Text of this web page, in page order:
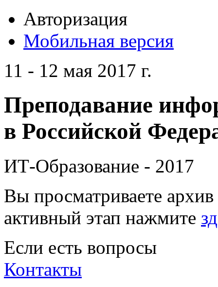
Авторизация
Мобильная версия
11 - 12 мая 2017 г.
Преподавание
в Российской
ИТ-Образование - 2017
Вы просматриваете
активный этап нажмите
Если есть вопросы
Контакты